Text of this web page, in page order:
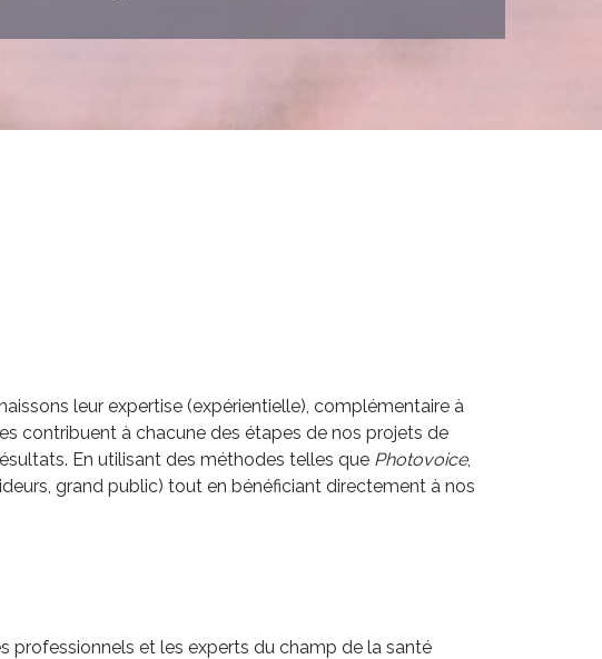
leur expertise (expérientielle), complémentaire à
contribuent à chacune des étapes de nos projets de
En utilisant des méthodes telles que Photovoice,
grand public) tout en bénéficiant directement à nos
professionnels et les experts du champ de la santé